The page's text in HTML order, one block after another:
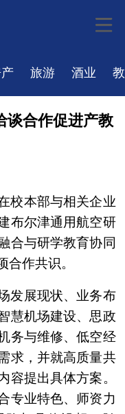
旅游 酒业
谈合作促进产教
校本部与相关企业
布尔津通用航空研
合与研学教育协同
作共识。
发展现状、业务布
慧机场建设、思政
务与维修、低空经
求，并就高质量共
容提出具体方案。
专业特色、师资力